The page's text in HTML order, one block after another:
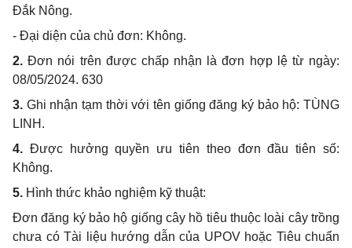
Đắk Nông.
- Đại diện của chủ đơn: Không.
2. Đơn nói trên được chấp nhận là đơn hợp lệ từ ngày:
08/05/2024. 630
3. Ghi nhận tạm thời với tên giống đăng ký bảo hộ: TÙNG
LINH.
4. Được hưởng quyền ưu tiên theo đơn đầu tiên số:
Không.
5. Hình thức khảo nghiệm kỹ thuật:
Đơn đăng ký bảo hộ giống cây hồ tiêu thuộc loài cây trồng
chưa có Tài liệu hướng dẫn của UPOV hoặc Tiêu chuẩn